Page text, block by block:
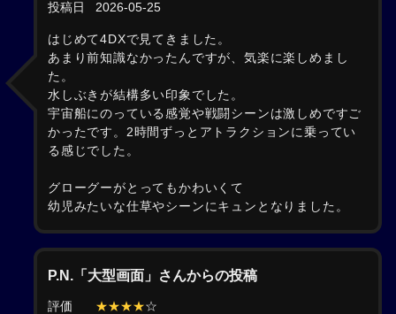
投稿日
2026-05-25
はじめて4DXで見てきました。
あまり前知識なかったんですが、気楽に楽しめまし
た。
水しぶきが結構多い印象でした。
宇宙船にのっている感覚や戦闘シーンは激しめですご
かったです。2時間ずっとアトラクションに乗ってい
る感じでした。
グローグーがとってもかわいくて
幼児みたいな仕草やシーンにキュンとなりました。
P.N.「大型画面」さんからの投稿
評価 ★★★★☆